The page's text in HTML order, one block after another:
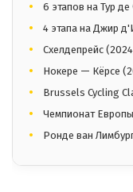
6 этапов на Тур
4 этапа на Джир
Схелдепрейс
Нокере — Кёрсе
Brussels Cycling
Чемпионат
Ронде ван